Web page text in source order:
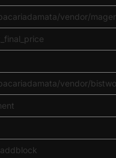
vendor/
vendor/